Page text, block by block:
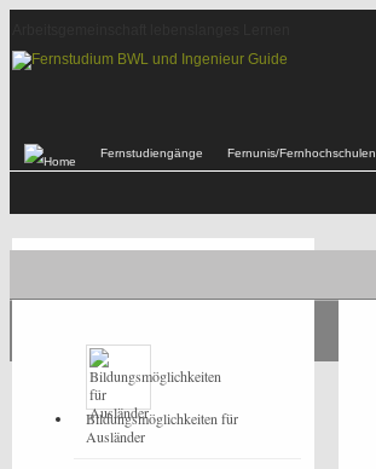
Fernstudiengänge Fernunis/Fernhochschulen
Bildungsmöglichkeiten für
Ausländer